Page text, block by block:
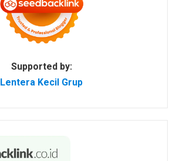
Supported by:
Lentera Kecil Grup